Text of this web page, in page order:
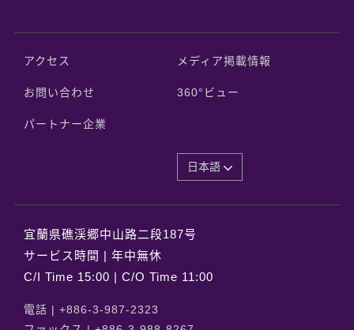
アクセス メディア掲載情報
お問い合わせ 360°ビュー
パートナー企業
日本語
宜蘭県礁渓郷中山路二段187号
サービス時間 | 年中無休
C/I Time 15:00 | C/O Time 11:00
電話 | +886-3-987-2323